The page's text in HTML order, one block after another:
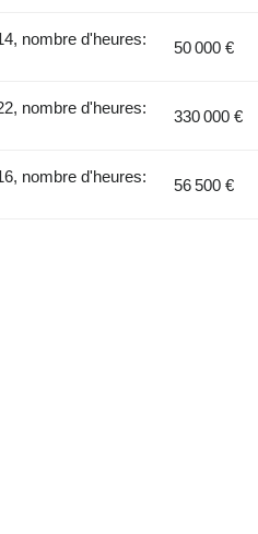
nombre d'heures:
50 000 €
nombre d'heures:
330 000 €
nombre d'heures:
56 500 €